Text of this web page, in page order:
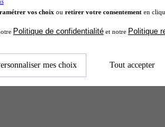
vos choix ou retirer votre consentement en
Politique de confidentialité et notre Politique
mes choix Tout accepter